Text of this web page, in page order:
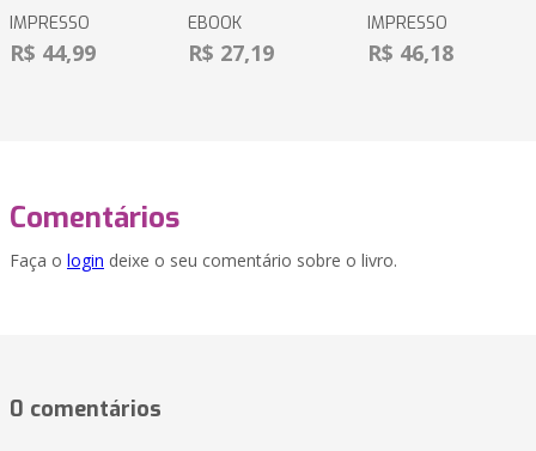
IMPRESSO
R$ 44,99
EBOOK
R$ 27,19
IMPRESSO
R$ 46,18
Comentários
Faça o login deixe o seu comentário sobre o livro.
0 comentários